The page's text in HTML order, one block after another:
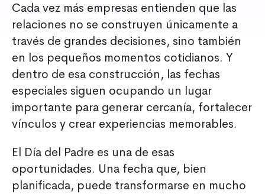
Cada vez más empresas entienden que las
relaciones no se construyen únicamente a
través de grandes decisiones, sino también
en los pequeños momentos cotidianos. Y
dentro de esa construcción, las fechas
especiales siguen ocupando un lugar
importante para generar cercanía, fortalecer
vínculos y crear experiencias memorables.
El Día del Padre es una de esas
oportunidades. Una fecha que, bien
planificada, puede transformarse en mucho